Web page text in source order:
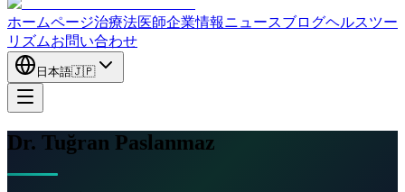
ホームページ治療法医師企業情報ニュースブログヘルスツー
リズムお問い合わせ
日本語🇯🇵
Dr. Tuğran Paslanmaz